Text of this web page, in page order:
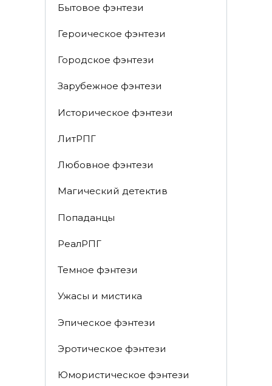
Бытовое фэнтези
Героическое фэнтези
Городское фэнтези
Зарубежное фэнтези
Историческое фэнтези
ЛитРПГ
Любовное фэнтези
Магический детектив
Попаданцы
РеалРПГ
Темное фэнтези
Ужасы и мистика
Эпическое фэнтези
Эротическое фэнтези
Юмористическое фэнтези